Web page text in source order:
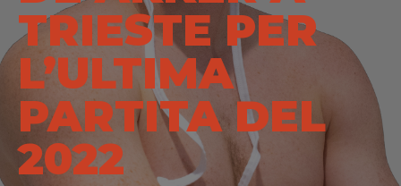
TRIESTE PER
L’ULTIMA
PARTITA DEL
2022